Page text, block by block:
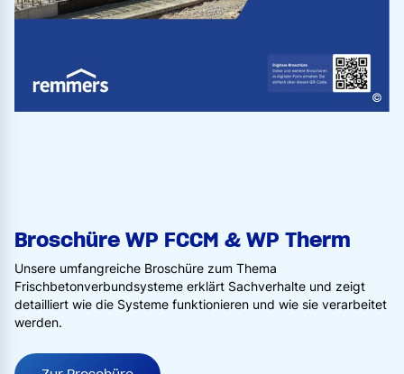
Broschüre WP FCCM & WP Therm
Unsere umfangreiche Broschüre zum Thema
Frischbetonverbundsysteme erklärt Sachverhalte und zeigt
detailliert wie die Systeme funktionieren und wie sie verarbeitet
werden.
©